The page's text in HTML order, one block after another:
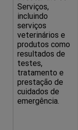
Serviços,
incluindo
serviços
veterinários e
produtos como
resultados de
testes,
tratamento e
prestação de
cuidados de
emergência.